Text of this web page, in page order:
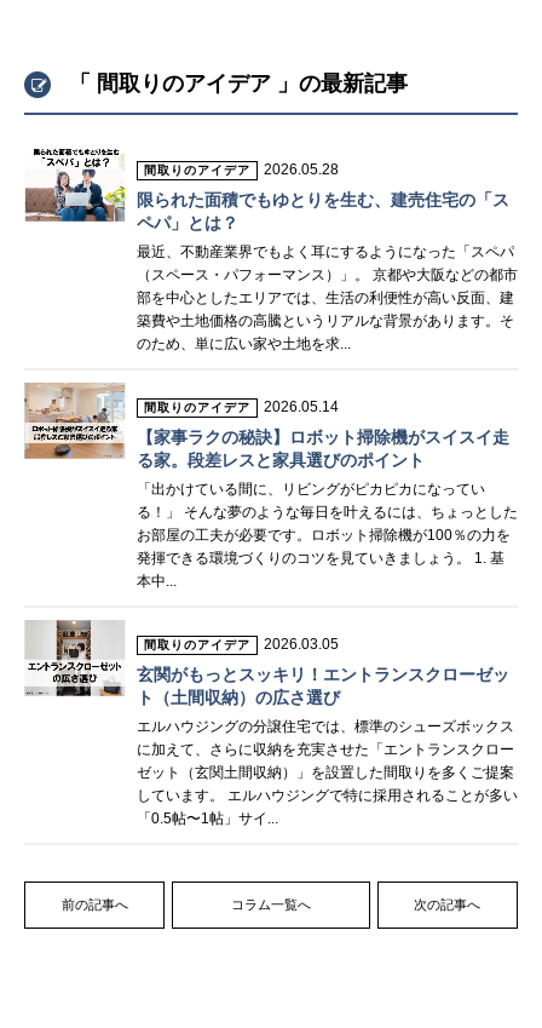
「 間取りのアイデア 」の最新記事
間取りのアイデア 2026.05.28
限られた面積でもゆとりを生む、建売住宅の「ス
ペパ」とは？
最近、不動産業界でもよく耳にするようになった「スペパ
（スペース・パフォーマンス）」。 京都や大阪などの都市
部を中心としたエリアでは、生活の利便性が高い反面、建
築費や土地価格の高騰というリアルな背景があります。そ
のため、単に広い家や土地を求...
間取りのアイデア 2026.05.14
【家事ラクの秘訣】ロボット掃除機がスイスイ走
る家。段差レスと家具選びのポイント
「出かけている間に、リビングがピカピカになってい
る！」 そんな夢のような毎日を叶えるには、ちょっとした
お部屋の工夫が必要です。ロボット掃除機が100％の力を
発揮できる環境づくりのコツを見ていきましょう。 1. 基
本中...
間取りのアイデア 2026.03.05
玄関がもっとスッキリ！エントランスクローゼッ
ト（土間収納）の広さ選び
エルハウジングの分譲住宅では、標準のシューズボックス
に加えて、さらに収納を充実させた「エントランスクロー
ゼット（玄関土間収納）」を設置した間取りを多くご提案
しています。 エルハウジングで特に採用されることが多い
「0.5帖〜1帖」サイ...
前の記事へ コラム一覧へ 次の記事へ